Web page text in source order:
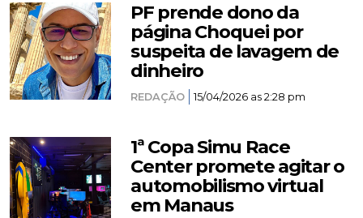
PF prende dono da
página Choquei por
suspeita de lavagem de
dinheiro
REDAÇÃO 15/04/2026 as 2:28 pm
1ª Copa Simu Race
Center promete agitar o
automobilismo virtual
em Manaus